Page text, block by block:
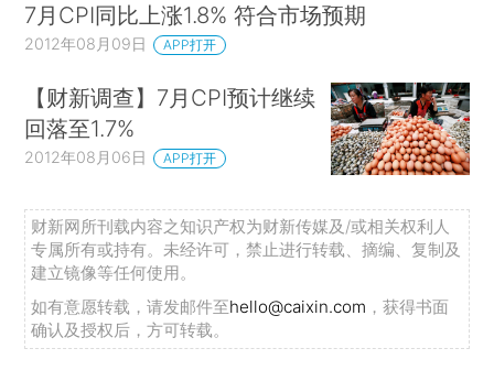
7月CPI同比上涨1.8% 符合市场预期
2012年08月09日 APP打开
【财新调查】7月CPI预计继续
回落至1.7%
2012年08月06日 APP打开
财新网所刊载内容之知识产权为财新传媒及/或相关权利人
专属所有或持有。未经许可，禁止进行转载、摘编、复制及
建立镜像等任何使用。
如有意愿转载，请发邮件至hello@caixin.com ，获得书面
确认及授权后，方可转载。